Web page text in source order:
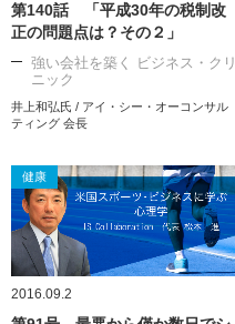
第140話 「平成30年の税制改
正の問題点は？その２」
強い会社を築く ビジネス・クリ
ニック
井上和弘氏 / アイ・シー・オーコンサル
ティング 会長
健康
2016.09.2